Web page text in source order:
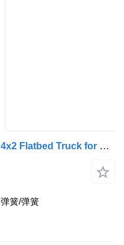
Howo Good Condition HOWO 4x2 Flatbed Truck for Sale
弹簧/弹簧